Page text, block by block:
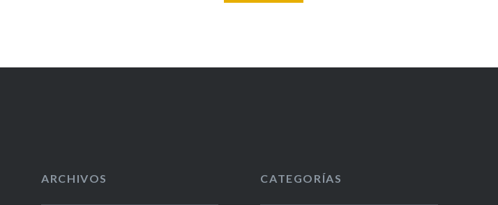
Engineering: http://157.88.20.47/record=b1788222~S1*spi
Biology: http://157.88.20.47/record=b1721668~S1*spi La
ARCHIVOS CATEGORÍAS